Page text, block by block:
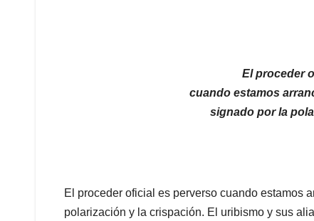
El proceder
cuando estamos
signado por la
El proceder oficial es perverso cuando estamos
polarización y la crispación. El uribismo y sus